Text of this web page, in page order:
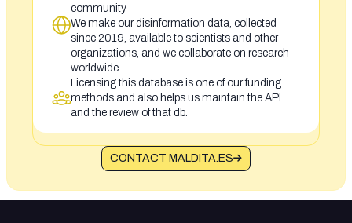
community
We make our disinformation data, collected
since 2019, available to scientists and other
organizations, and we collaborate on research
worldwide.
Licensing this database is one of our funding
methods and also helps us maintain the API
and the review of that db.
CONTACT MALDITA.ES